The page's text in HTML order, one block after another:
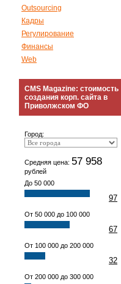
Outsourcing
Кадры
Регулирование
Финансы
Web
CMS Magazine: стоимость
создания корп. сайта в
Приволжском ФО
Город:
Средняя цена: 57 958
рублей
До 50 000
97
От 50 000 до 100 000
67
От 100 000 до 200 000
32
От 200 000 до 300 000